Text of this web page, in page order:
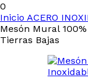
0
Inicio ACERO
Mesón Mural
Tierras Bajas